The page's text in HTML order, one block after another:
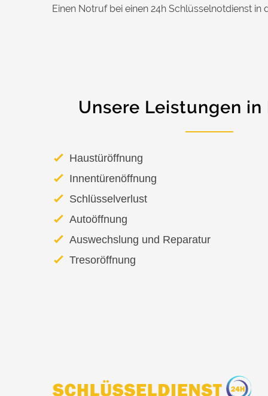
N
Einen Notruf bei einen 24h Schlüsselnotdienst
Unsere Leistungen
Haustüröffnung
Innentürenöffnung
Schlüsselverlust
Autoöffnung
Auswechslung und Reparatur
Tresoröffnung